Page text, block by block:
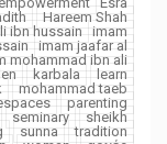
Hareem Shah
ibn hussain
imam
imam jaafar al
mohammad ibn ali
karbala
learn
mohammad taeb
parenting
seminary
sheikh
sunna
tradition